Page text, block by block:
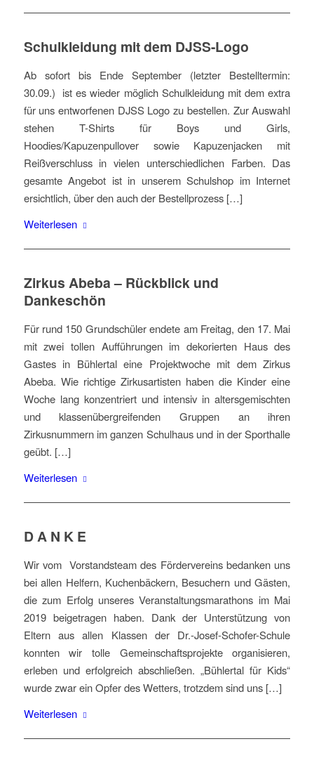
Schulkleidung mit dem DJSS-Logo
Ab sofort bis Ende September (letzter Bestelltermin:
30.09.) ist es wieder möglich Schulkleidung mit dem extra
für uns entworfenen DJSS Logo zu bestellen. Zur Auswahl
stehen T-Shirts für Boys und Girls,
Hoodies/Kapuzenpullover sowie Kapuzenjacken mit
Reißverschluss in vielen unterschiedlichen Farben. Das
gesamte Angebot ist in unserem Schulshop im Internet
ersichtlich, über den auch der Bestellprozess […]
Weiterlesen
Zirkus Abeba – Rückblick und
Dankeschön
Für rund 150 Grundschüler endete am Freitag, den 17. Mai
mit zwei tollen Aufführungen im dekorierten Haus des
Gastes in Bühlertal eine Projektwoche mit dem Zirkus
Abeba. Wie richtige Zirkusartisten haben die Kinder eine
Woche lang konzentriert und intensiv in altersgemischten
und klassenübergreifenden Gruppen an ihren
Zirkusnummern im ganzen Schulhaus und in der Sporthalle
geübt. […]
Weiterlesen
D A N K E
Wir vom Vorstandsteam des Fördervereins bedanken uns
bei allen Helfern, Kuchenbäckern, Besuchern und Gästen,
die zum Erfolg unseres Veranstaltungsmarathons im Mai
2019 beigetragen haben. Dank der Unterstützung von
Eltern aus allen Klassen der Dr.-Josef-Schofer-Schule
konnten wir tolle Gemeinschaftsprojekte organisieren,
erleben und erfolgreich abschließen. „Bühlertal für Kids“
wurde zwar ein Opfer des Wetters, trotzdem sind uns […]
Weiterlesen